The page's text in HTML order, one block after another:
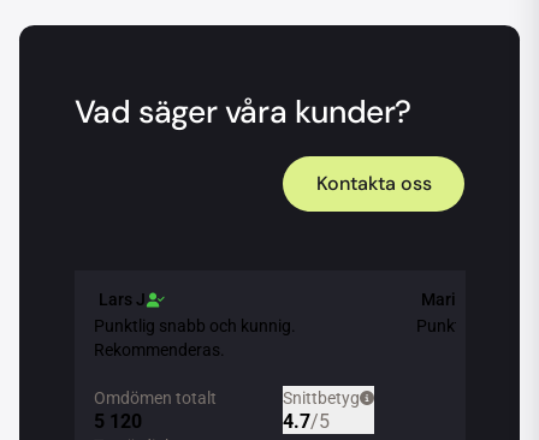
Vad säger våra kunder?
Kontakta oss